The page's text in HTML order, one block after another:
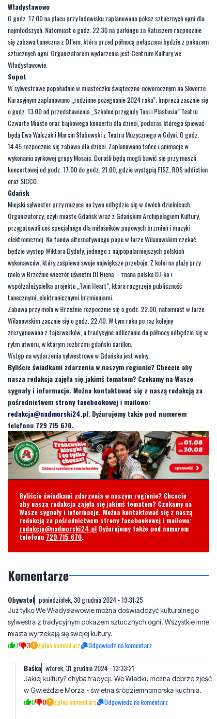
się zabawa taneczna z DJ’em, która przed północą połączona będzie z pokazem
sztucznych ogni. Organizatorem wydarzenia jest Centrum Kultury we
Władysławowie.
Sopot
W sylwestrowe popołudnie w miasteczku świąteczno-noworocznym na Skwerze
Kuracyjnym zaplanowano „rodzinne pożegnanie 2024 roku”. Impreza zacznie się
o godz. 13.00 od przedstawienia „Szkolne przygody Tosi i Plastusia” Teatru
Czwarte Miasto oraz bajkowego koncertu dla dzieci, podczas którego śpiewać
będą Ewa Walczak i Marcin Słabowski z Teatru Muzycznego w Gdyni. O godz.
14.45 rozpocznie się zabawa dla dzieci. Zaplanowano tańce i animacje w
wykonaniu cyrkowej grupy Mosaic. Dorośli będą mogli bawić się przy muszli
koncertowej od godz. 17.00 do godz. 21.00, gdzie wystąpią FISZ, ROS addiction
oraz SICCO.
Gdańsk
Miejski sylwester przy muzyce na żywo odbędzie się w dwóch dzielnicach.
Organizatorzy, czyli miasto Gdańsk wraz z Gdańskim Archipelagiem Kultury,
przygotowali coś specjalnego dla miłośników popowych brzmień i muzyki
elektronicznej. Na fanów alternatywnego popu w Jarze Wilanowskim czekać
będzie występ Wiktora Dyduły, jednego z najpopularniejszych polskich
wykonawców, który zaśpiewa swoje największe przeboje. Z kolei na plaży przy
molo w Brzeźnie wieczór uświetni DJ Hiena – znana polska DJ-ka i
współzałożycielka projektu „Twin Heart”, która rozgrzeje publiczność
tanecznymi, elektronicznymi brzmieniami.
Zabawa przy molo w Brzeźnie rozpocznie się o godz. 22.00, natomiast w Jarze
Wilanowskim zacznie się o godz. 22.40. W tym roku po raz kolejny
zrezygnowano z fajerwerków, a tradycyjne odliczanie do północy odbędzie się w
rytm utworu, w którym rozbrzmi gdański carillon.
Wstęp na wydarzenia sylwestrowe w Gdańsku jest wolny.
Byliście świadkami zdarzenia w naszym regionie? Chcecie aby
nasza redakcja zajęła się jakimś tematem? Czekamy na Wasze
sygnały i informacje. Można kontaktować się z naszą redakcją za
pośrednictwemstrony facebookoweji mailowo:
redakcja@nadmorski24.pl. Dyżurujemy także pod numerem
telefonu 729 715 670.
Byliście świadkami zdarzenia w naszym regionie? Chcecie
aby nasza redakcja zajęła się jakimś tematem? Czekamy na
Wasze sygnały i informacje. Można kontaktować się z naszą
redakcja@nadmorski24.plDyżurujemy także pod numerem
telefonu729 715 670.
Komentarze
Już tylko We Władysławowie można doświadczyć kulturalnego
miasta wyrzekają się swojej kultury.
7 3 Zgłoś komentarz Odpowiedz na komentarz
Baśka wtorek, 31 grudnia 2024 - 13:33:21
Jakiej kultury? chyba tradycji. We Władku można dobrze zjeść
0 0 Zgłoś komentarz Odpowiedz na komentarz
Pepe wtorek, 31 grudnia 2024 - 13:40:56
Chyba płodnych ogrodów, bo to przynosi tylko straty. Z powodu